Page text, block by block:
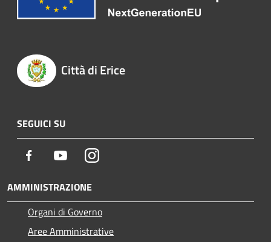
Città di Erice
SEGUICI SU
Facebook YoutubeInstagram
AMMINISTRAZIONE
Organi di Governo
Aree Amministrative